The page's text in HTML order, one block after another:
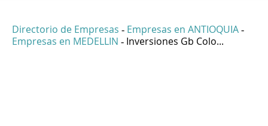
Directorio de Empresas - Empresas en ANTIOQUIA -
Empresas en MEDELLIN - Inversiones Gb Colo...